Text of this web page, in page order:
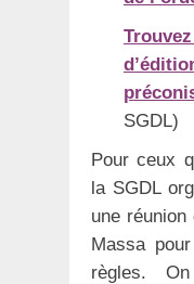
SGDL)
Pour ceux
la SGDL
une réunion
Massa
règles.